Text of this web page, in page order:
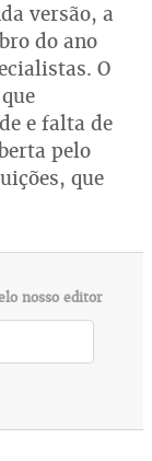
versão, a
do ano
O
e falta de
pelo
que
nosso editor